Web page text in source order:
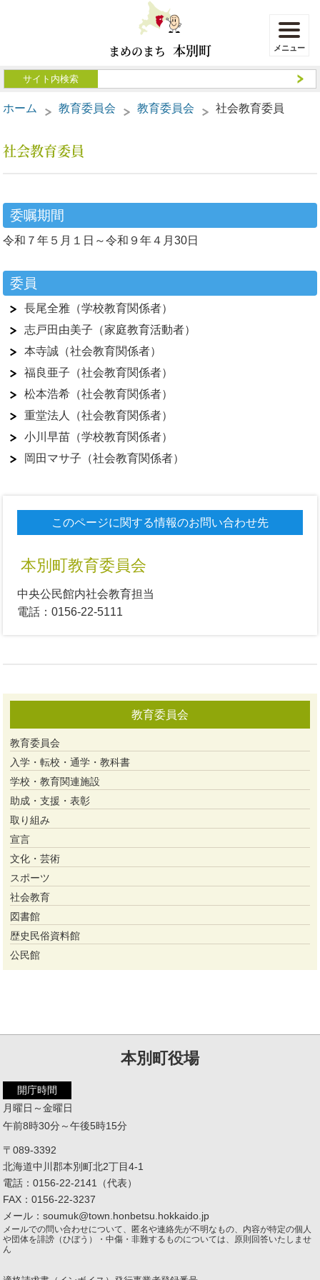
まめのまち 本別町
ホーム 教育委員会 教育委員会 社会教育委員
社会教育委員
委嘱期間
令和７年５月１日～令和９年４月30日
委員
長尾全雅（学校教育関係者）
志戸田由美子（家庭教育活動者）
本寺誠（社会教育関係者）
福良亜子（社会教育関係者）
松本浩希（社会教育関係者）
重堂法人（社会教育関係者）
小川早苗（学校教育関係者）
岡田マサ子（社会教育関係者）
このページに関する情報のお問い合わせ先
本別町教育委員会
中央公民館内社会教育担当
電話：0156-22-5111
教育委員会
教育委員会
入学・転校・通学・教科書
学校・教育関連施設
助成・支援・表彰
取り組み
宣言
文化・芸術
スポーツ
社会教育
図書館
歴史民俗資料館
公民館
本別町役場
開庁時間
月曜日～金曜日
午前8時30分～午後5時15分
〒089-3392
北海道中川郡本別町北2丁目4-1
電話：0156-22-2141（代表）
FAX：0156-22-3237
メール：soumuk@town.honbetsu.hokkaido.jp
メールでの問い合わせについて、匿名や連絡先が不明なもの、内容が特定の個人
や団体を誹謗（ひぼう）・中傷・非難するものについては、原則回答いたしませ
ん